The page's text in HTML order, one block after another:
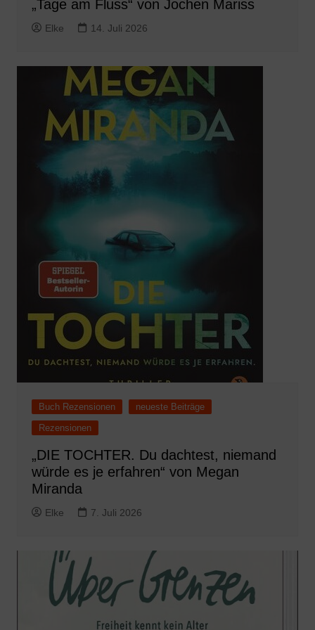
„Tage am Fluss“ von Jochen Mariss
Elke 14. Juli 2026
Buch Rezensionen
neueste Beiträge
Rezensionen
„DIE TOCHTER. Du dachtest, niemand
würde es je erfahren“ von Megan
Miranda
Elke 7. Juli 2026